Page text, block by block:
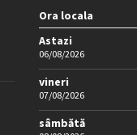
Ora locala
Astazi
06/08/2026
vineri
07/08/2026
sâmbătă